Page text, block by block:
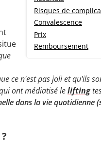
Risques de
Convalescence
Prix
Remboursement
ce n'est pas joli et qu'ils
ont médiatisé lelifting
dans la vie quotidienne